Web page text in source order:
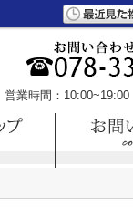
営業時間：10:00~19:00